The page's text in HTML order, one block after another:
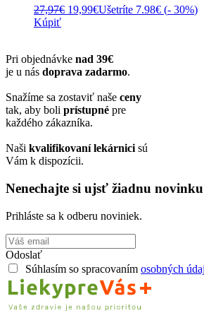
27,97€ Pôvodná
19,99€Aktuálna
Ušetríte 7.98€ (- 30%)
Kúpiť
Pri objednávke nad 39€
je u nás doprava zadarmo.
Snažíme sa zostaviť naše ceny
tak, aby boli prístupné pre
každého zákazníka.
Naši kvalifikovaní lekárnici sú
Vám k dispozícii.
Nenechajte si ujsť žiadnu
Prihláste sa k odberu noviniek.
Odoslať
Súhlasím so spracovaním osobných